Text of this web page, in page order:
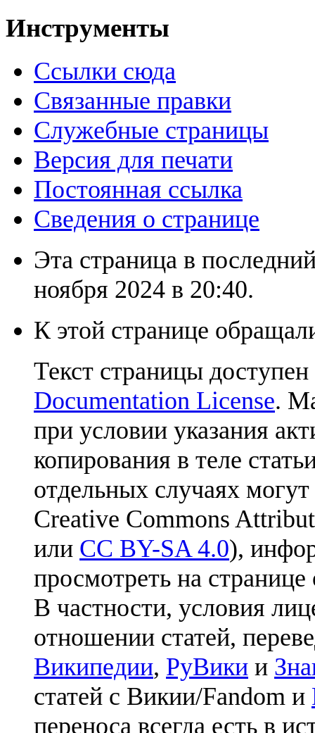
Инструменты
Ссылки сюда
Связанные правки
Служебные страницы
Версия для печати
Постоянная ссылка
Сведения о странице
Эта страница в
ноября 2024 в 20:40.
К этой странице
Текст страницы
Documentation License.
при условии указания
копирования в теле
отдельных случаях
Creative Commons
или CC BY-SA 4.0),
просмотреть на
В частности, условия
отношении статей,
Википедии, РуВики и
статей с Викии/Fandom и
переноса всегда есть в